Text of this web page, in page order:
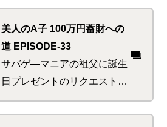
ッキーLOVEなど、中華のイ
メージは人それぞれ。しかし
全員が感じていた、そこはか
となく漂う中華マネーの潮流
とそれに乗っかりたいお互い
美人のA子 100万円蓄財への
道 EPISODE-33
サバゲ―マニアの祖父に誕生
日プレゼントのリクエストを
聞くことにしたA子。案の定
素人には縁遠いコアグッズを